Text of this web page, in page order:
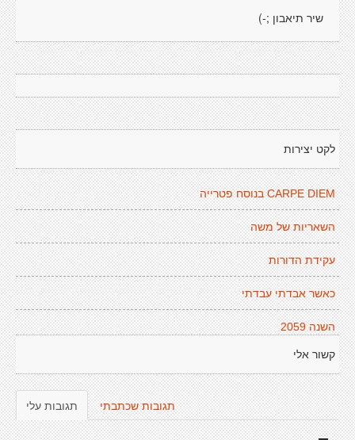
שיר תיאבון ;-)
לקט יצירות
CARPE DIEM בנוסח פטרייה
השאריות של משה
עקידת הדורות
כאשר אבדתי עבדתי
השנה 2059
קשור אלי
תגובות עלי תגובות שכתבתי